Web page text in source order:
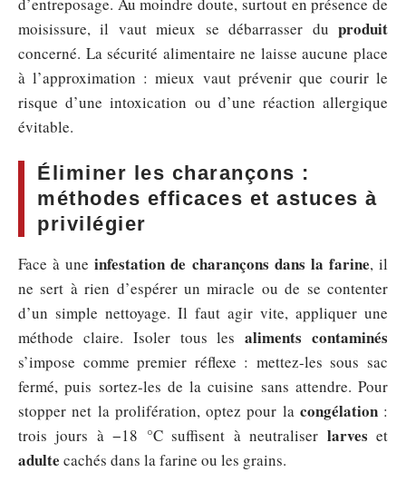
moisissure, il vaut mieux se débarrasser du produit
concerné. La sécurité alimentaire ne laisse aucune place
à l’approximation : mieux vaut prévenir que courir le
risque d’une intoxication ou d’une réaction allergique
évitable.
Éliminer les charançons :
méthodes efficaces et astuces à
privilégier
Face à uneinfestation de charançons dans la farine, il
ne sert à rien d’espérer un miracle ou de se contenter
d’un simple nettoyage. Il faut agir vite, appliquer une
méthode claire. Isoler tous lesaliments contaminés
s’impose comme premier réflexe : mettez-les sous sac
fermé, puis sortez-les de la cuisine sans attendre. Pour
stopper net la prolifération, optez pour la congélation:
trois jours à −18 °C suffisent à neutraliser larves et
adulte cachés dans la farine ou les grains.